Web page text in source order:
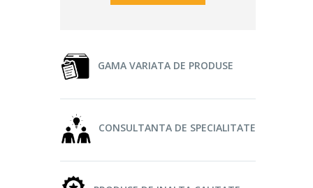
GAMA VARIATA DE PRODUSE
CONSULTANTA DE SPECIALITATE